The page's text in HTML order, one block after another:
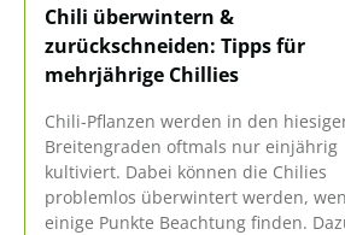
Chili überwintern &
zurückschneiden: Tipps für
mehrjährige Chillies
Chili-Pflanzen werden in den
Breitengraden oftmals nur einjährig
kultiviert. Dabei können die Chilies
problemlos überwintert werden,
einige Punkte Beachtung finden.